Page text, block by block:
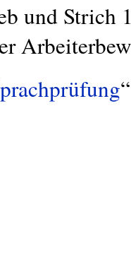
und Strich